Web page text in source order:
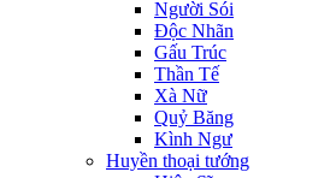
Người Sói
Độc Nhãn
Gấu Trúc
Thần Tế
Xà Nữ
Quỷ Băng
Kình Ngư
Huyền thoại tướng